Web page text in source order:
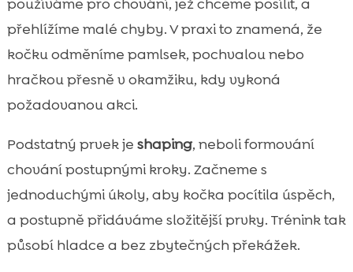
používáme pro chování, jež chceme posílit, a
přehlížíme malé chyby. V praxi to znamená, že
kočku odměníme pamlsek, pochvalou nebo
hračkou přesně v okamžiku, kdy vykoná
požadovanou akci.
Podstatný prvek je shaping, neboli formování
chování postupnými kroky. Začneme s
jednoduchými úkoly, aby kočka pocítila úspěch,
a postupně přidáváme složitější prvky. Trénink tak
působí hladce a bez zbytečných překážek.